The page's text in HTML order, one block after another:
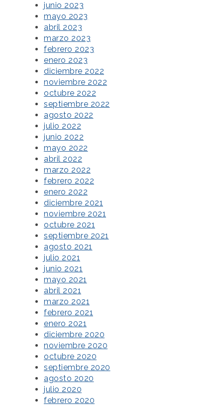
junio 2023
mayo 2023
abril 2023
marzo 2023
febrero 2023
enero 2023
diciembre 2022
noviembre 2022
octubre 2022
septiembre 2022
agosto 2022
julio 2022
junio 2022
mayo 2022
abril 2022
marzo 2022
febrero 2022
enero 2022
diciembre 2021
noviembre 2021
octubre 2021
septiembre 2021
agosto 2021
julio 2021
junio 2021
mayo 2021
abril 2021
marzo 2021
febrero 2021
enero 2021
diciembre 2020
noviembre 2020
octubre 2020
septiembre 2020
agosto 2020
julio 2020
febrero 2020